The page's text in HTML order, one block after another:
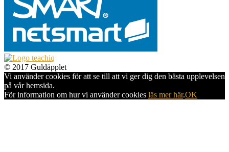
© 2017 Guldäpplet
Vi använder cookies för att se till att vi ger dig den bästa upplevelsen
på vår hemsida.
För information om hur vi använder cookies läs mer här.OK